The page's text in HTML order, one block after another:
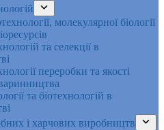
молекулярної біології
та селекції в
переробки та якості
та біотехнологій в
і харчових виробництв